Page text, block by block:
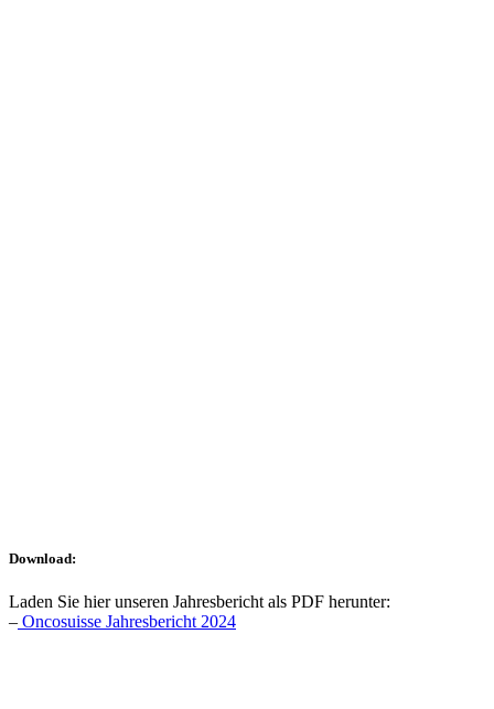
Download:
Laden Sie hier unseren Jahresbericht als PDF herunter:
– Oncosuisse Jahresbericht 2024